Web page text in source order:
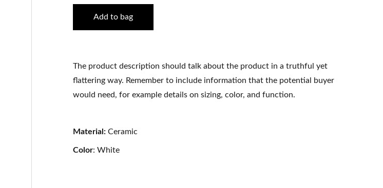
Add to bag
The product description should talk about the product in a truthful yet
flattering way. Remember to include information that the potential buyer
would need, for example details on sizing, color, and function.
Material: Ceramic
Color: White